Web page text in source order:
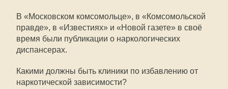
В «Московском комсомольце», в «Комсомольской
правде», в «Известиях» и «Новой газете» в своё
время были публикации о наркологических
диспансерах.
Какими должны быть клиники по избавлению от
наркотической зависимости?